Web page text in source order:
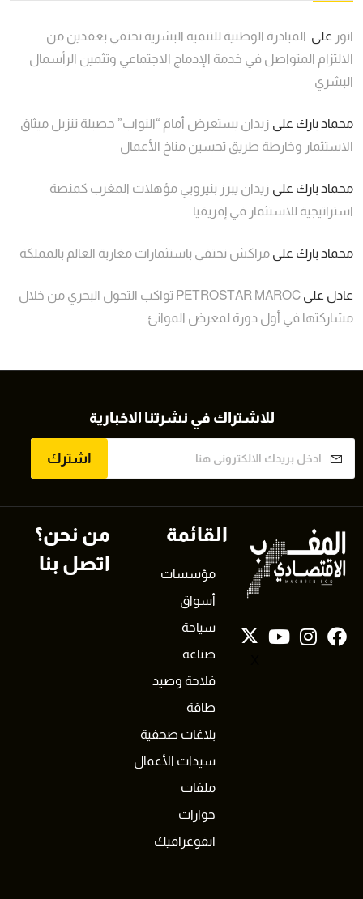
انور على المبادرة الوطنية للتنمية البشرية تحتفي بعقدين من
الالتزام المتواصل في خدمة الإدماج الاجتماعي وتثمين الرأسمال
البشري
محماد بارك على زيدان يستعرض أمام “النواب” حصيلة تنزيل ميثاق
الاستثمار وخارطة طريق تحسين مناخ الأعمال
محماد بارك على زيدان يبرز بنيروبي مؤهلات المغرب كمنصة
استراتيجية للاستثمار في إفريقيا
محماد بارك على مراكش تحتفي باستثمارات مغاربة العالم بالمملكة
عادل على
PETROSTAR MAROC تواكب التحول البحري من خلال
مشاركتها في أول دورة لمعرض الموانئ
للاشتراك في نشرتنا الاخبارية
اشترك
القائمة
مؤسسات
أسواق
سياحة
صناعة
فلاحة وصيد
طاقة
بلاغات صحفية
سيدات الأعمال
ملفات
حوارات
انفوغرافيك
من نحن؟
اتصل بنا